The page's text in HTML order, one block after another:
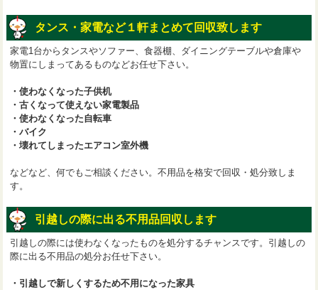
タンス・家電など１軒まとめて回収致します
家電1台からタンスやソファー、食器棚、ダイニングテーブルや倉庫や
物置にしまってあるものなどお任せ下さい。
・使わなくなった子供机
・古くなって使えない家電製品
・使わなくなった自転車
・バイク
・壊れてしまったエアコン室外機
などなど、何でもご相談ください。不用品を格安で回収・処分致しま
す。
引越しの際に出る不用品回収します
引越しの際には使わなくなったものを処分するチャンスです。引越しの
際に出る不用品の処分お任せ下さい。
・引越しで新しくするため不用になった家具